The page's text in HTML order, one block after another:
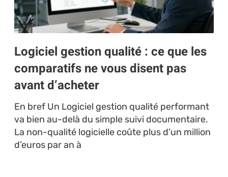
Logiciel gestion qualité : ce que les
comparatifs ne vous disent pas
avant d’acheter
En bref Un Logiciel gestion qualité performant
va bien au-delà du simple suivi documentaire.
La non-qualité logicielle coûte plus d’un million
d’euros par an à